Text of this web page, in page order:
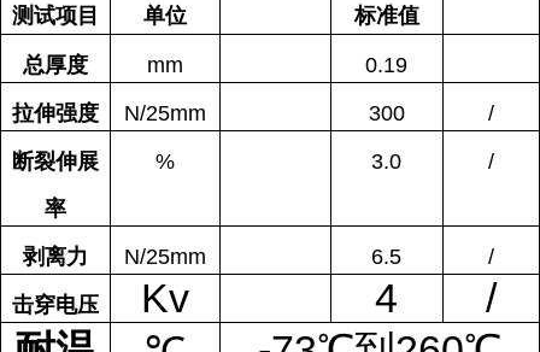
测试项目 单位 标准值
总厚度 mm
0.19
拉伸强度
N/25mm 300
/
断裂伸展
率
% 3.0 /
剥离力 N/25mm 6.5
/
击穿电压
Kv 4
/